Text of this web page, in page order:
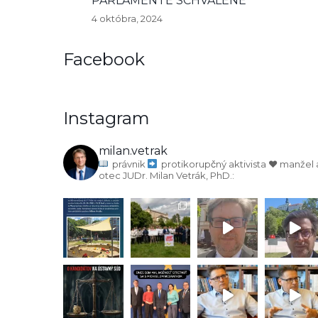
4 októbra, 2024
Facebook
Instagram
milan.vetrak
právnik protikorupčný aktivista ♥️ manžel
otec JUDr. Milan Vetrák, PhD.: